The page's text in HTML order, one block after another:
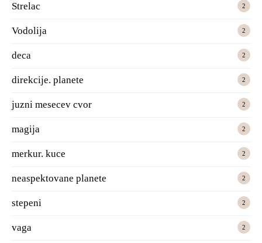
Strelac 2
Vodolija 2
deca 2
direkcije. planete 2
juzni mesecev cvor 2
magija 2
merkur. kuce 2
neaspektovane planete 2
stepeni 2
vaga 2